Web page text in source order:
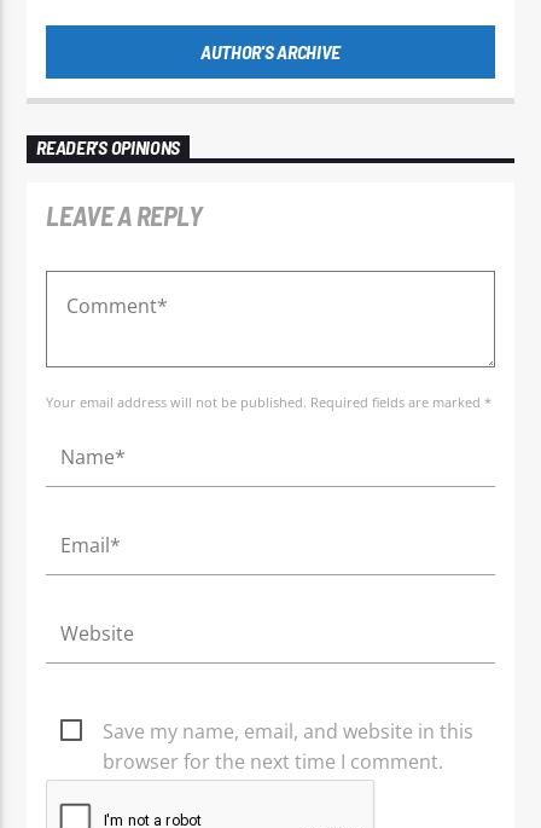
AUTHOR'S ARCHIVE
READER'S OPINIONS
LEAVE A REPLY
Your email address will not be published. Required fields are marked *
Save my name, email, and website in this
browser for the next time I comment.